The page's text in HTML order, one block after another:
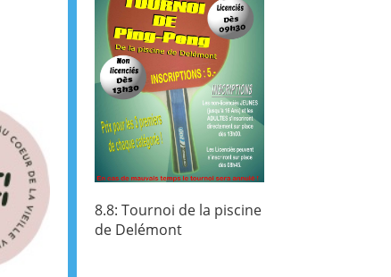
8.8: Tournoi de la piscine
de Delémont